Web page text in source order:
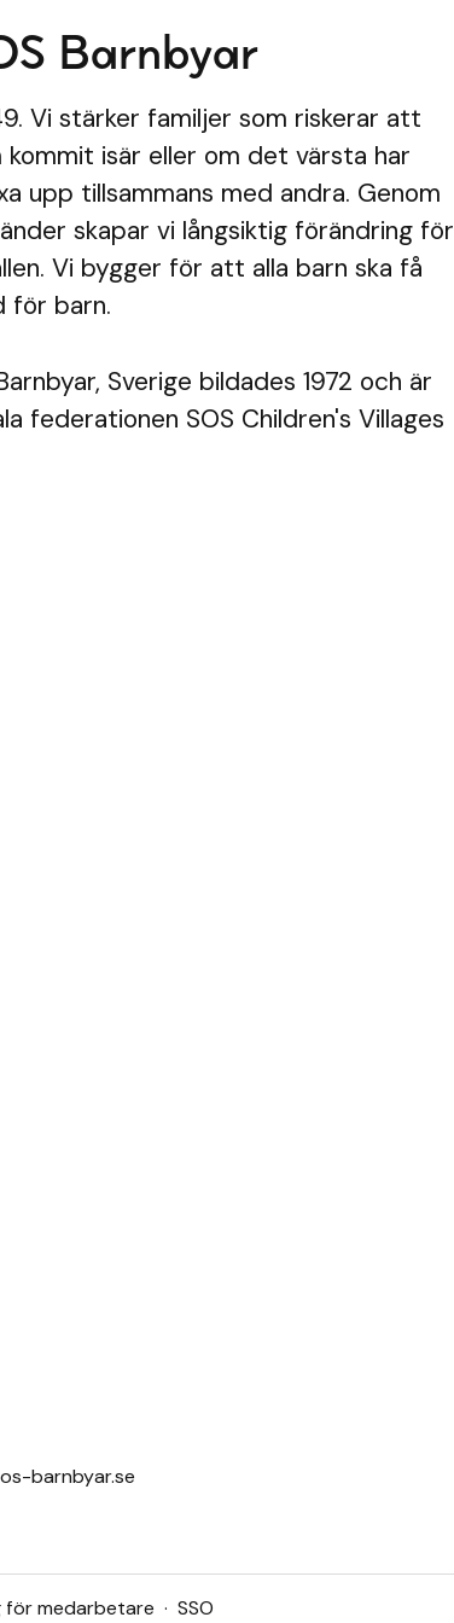
Barnbyar
Vi stärker familjer som riskerar att
isär eller om det värsta har
upp tillsammans med andra. Genom
skapar vi långsiktig förändring för
Vi bygger för att alla barn ska få
för barn.
Sverige bildades 1972 och är
federationen SOS Children's Villages
barnbyar.se
för medarbetare · SSO